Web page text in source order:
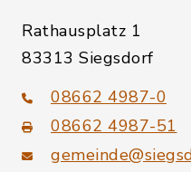
Rathausplatz 1
83313 Siegsdorf
08662 4987-0
08662 4987-51